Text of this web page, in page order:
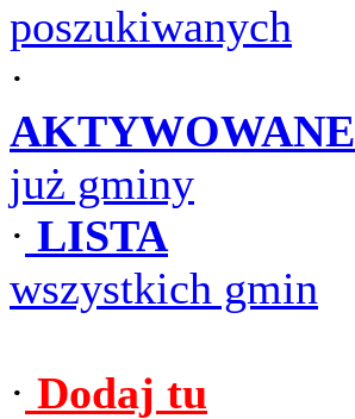
poszukiwanych
·
AKTYWOWANE
już gminy
· LISTA
wszystkich gmin
· Dodaj tu